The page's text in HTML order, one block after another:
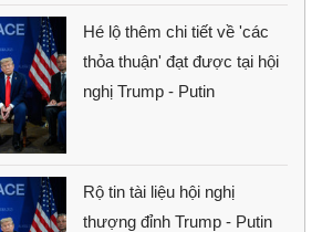
Hé lộ thêm chi tiết về 'các
thỏa thuận' đạt được tại hội
nghị Trump - Putin
Rộ tin tài liệu hội nghị
thượng đỉnh Trump - Putin